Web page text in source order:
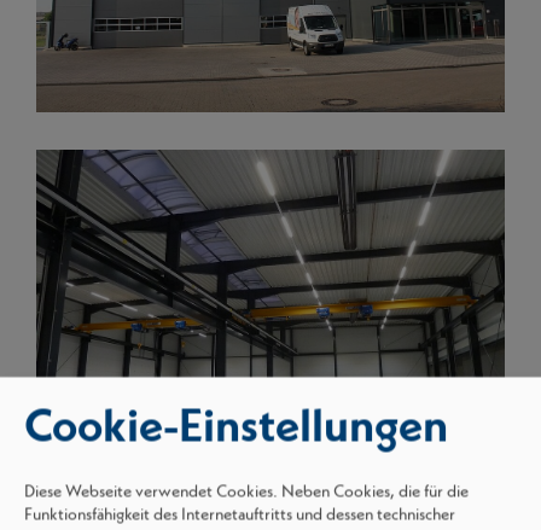
Cookie-Einstellungen
Diese Webseite verwendet Cookies. Neben Cookies, die für die
Funktionsfähigkeit des Internetauftritts und dessen technischer